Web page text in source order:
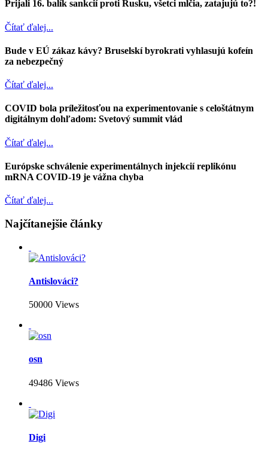
Prijali 16. balík sankcií proti Rusku, všetci mlčia, zatajujú to?!
Čítať ďalej...
Bude v EÚ zákaz kávy? Bruselskí byrokrati vyhlasujú kofeín
za nebezpečný
Čítať ďalej...
COVID bola príležitosťou na experimentovanie s celoštátnym
digitálnym dohľadom: Svetový summit vlád
Čítať ďalej...
Európske schválenie experimentálnych injekcií replikónu
mRNA COVID-19 je vážna chyba
Čítať ďalej...
Najčítanejšie články
Antislováci?
50000 Views
osn
49486 Views
Digi